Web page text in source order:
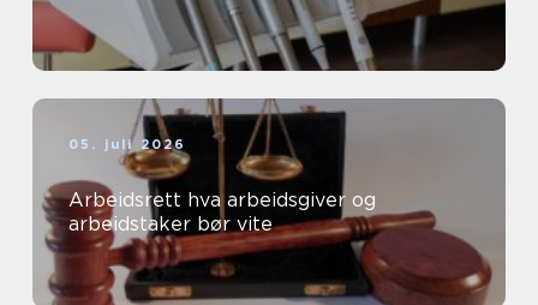
05. juli 2026
Arbeidsrett hva arbeidsgiver og
arbeidstaker bør vite